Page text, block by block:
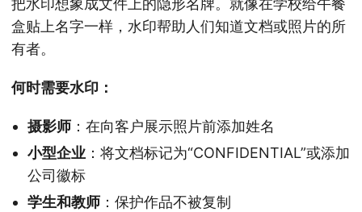
把水印想象成文件上的隐形名牌。就像在学校给午餐
盒贴上名字一样，水印帮助人们知道文档或照片的所
有者。
何时需要水印：
摄影师 ：在向客户展示照片前添加姓名
小型企业 ：将文档标记为“CONFIDENTIAL”或添加
公司徽标
学生和教师 ：保护作品不被复制